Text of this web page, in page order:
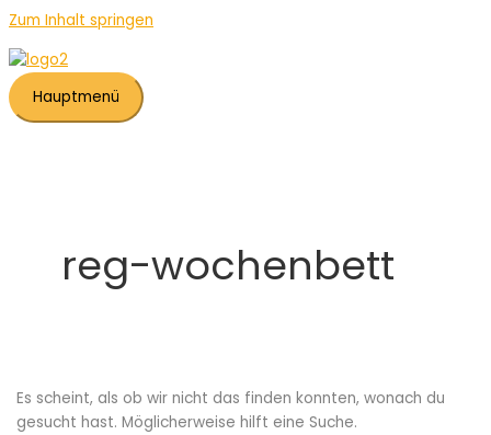
Zum Inhalt springen
Hauptmenü
reg-wochenbett
Es scheint, als ob wir nicht das finden konnten, wonach du
gesucht hast. Möglicherweise hilft eine Suche.